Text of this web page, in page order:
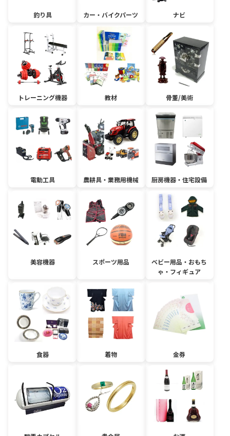
釣り具 カー・バイクパーツ ナビ
トレーニング機器 教材 骨董/美術
電動工具 農耕具・業務用機械 厨房機器・住宅設備
美容機器 スポーツ用品
ベビー用品・おもち
ゃ・フィギュア
食器 着物 金券